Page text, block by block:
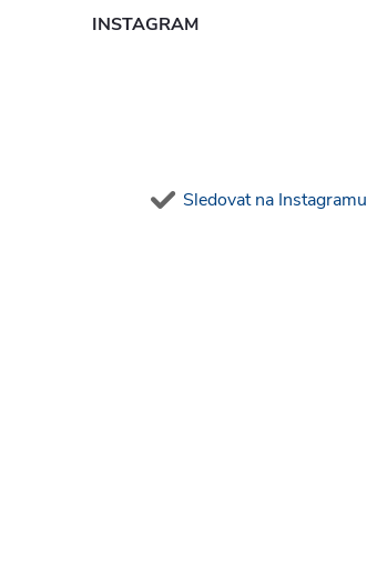
INSTAGRAM
Sledovat na Instagramu